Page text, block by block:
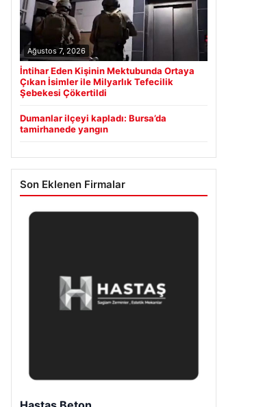
Ağustos 7, 2026
İntihar Eden Kişinin Mektubunda Ortaya
Çıkan İsimler ile Milyarlık Tefecilik
Şebekesi Çökertildi
Dumanlar ilçeyi kapladı: Bursa’da
tamirhanede yangın
Son Eklenen Firmalar